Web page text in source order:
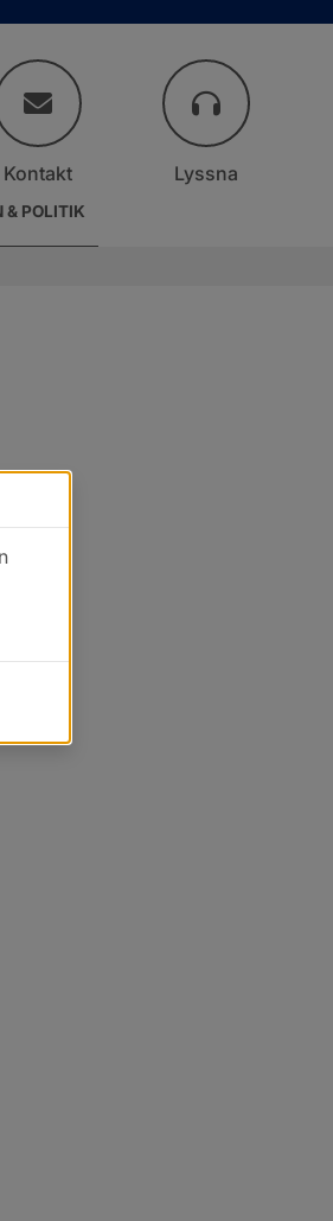
& POLITIK
Kontakt Lyssna